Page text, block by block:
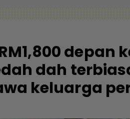
depan
dah
keluarga